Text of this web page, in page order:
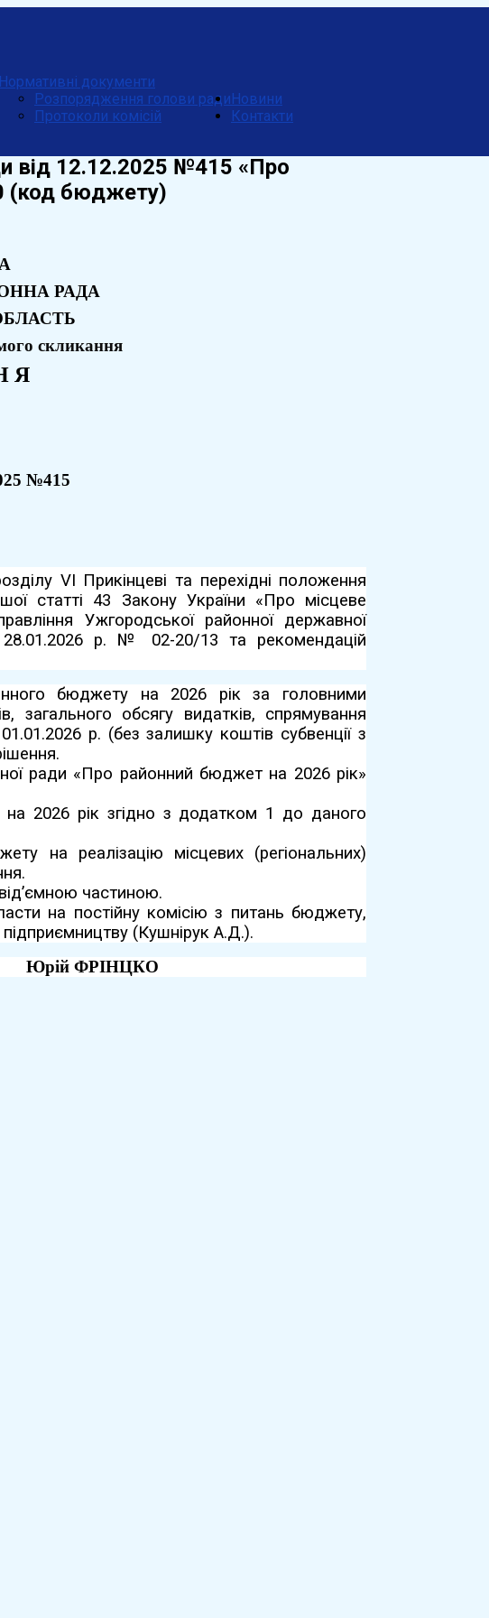
Нормативні документи
Розпорядження голови ради
Протоколи комісій
Новини
Контакти
від 12.12.2025 №415 «Про
(код бюджету)
РАДА
скликання
Я
№415
VI Прикінцеві та перехідні положення
статті 43 Закону України «Про місцеве
Ужгородської районної державної
28.01.2026 р. № 02-20/13 та рекомендацій
бюджету на 2026 рік за головними
обсягу видатків, спрямування
р. (без залишку коштів субвенції з
ради «Про районний бюджет на 2026 рік»
2026 рік згідно з додатком 1 до даного
на реалізацію місцевих (регіональних)
частиною.
на постійну комісію з питань бюджету,
(Кушнірук А.Д.).
Юрій ФРІНЦКО